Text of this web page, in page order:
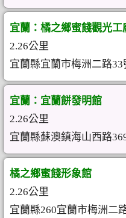
宜蘭：橘之鄉蜜餞觀光工
2.26公里
宜蘭縣宜蘭市梅洲二路33
宜蘭：宜蘭餅發明館
2.26公里
宜蘭縣蘇澳鎮海山西路
橘之鄉蜜餞形象館
2.26公里
宜蘭縣260宜蘭市梅洲二